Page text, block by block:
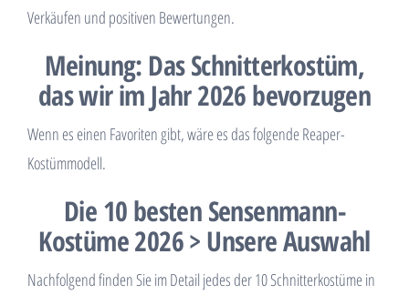
Verkäufen und positiven Bewertungen.
Meinung: Das Schnitterkostüm,
das wir im Jahr 2026 bevorzugen
Wenn es einen Favoriten gibt, wäre es das folgende Reaper-
Kostümmodell.
Die 10 besten Sensenmann-
Kostüme 2026 > Unsere Auswahl
Nachfolgend finden Sie im Detail jedes der 10 Schnitterkostüme in